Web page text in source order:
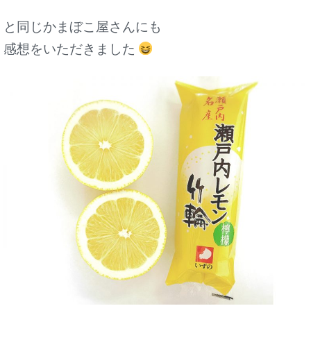
と同じかまぼこ屋さんにも
感想をいただきました